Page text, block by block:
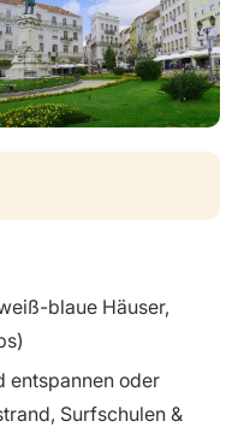
blaue Häuser,
entspannen oder
Surfschulen &